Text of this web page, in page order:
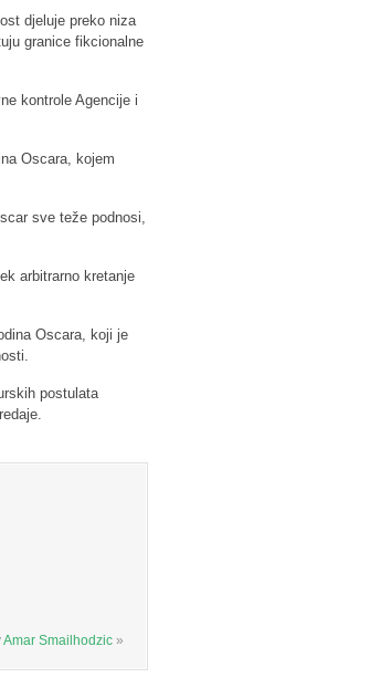
djeluje preko niza
granice fikcionalne
kontrole Agencije i
Oscara, kojem
sve teže podnosi,
arbitrarno kretanje
Oscara, koji je
postulata
Amar Smailhodzic »